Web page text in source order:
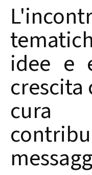
idee e
crescita
cura